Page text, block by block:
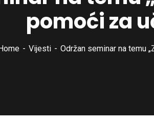
pomoći za
Vijesti Održan seminar na temu